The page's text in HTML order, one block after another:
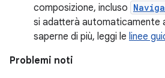
composizione, incluso
si adatterà automaticamente
saperne di più, leggi le linee
Problemi noti